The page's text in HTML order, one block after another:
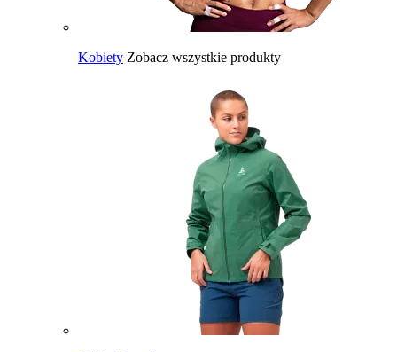
Kobiety Zobacz wszystkie produkty